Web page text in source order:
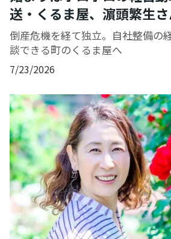
送・くるま屋、濵頭繁生
倒産危機を経て独立。自社整備の
談できる町のくるま屋へ
7/23/2026